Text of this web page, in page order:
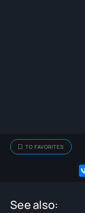
TO FAVORITES
See also: